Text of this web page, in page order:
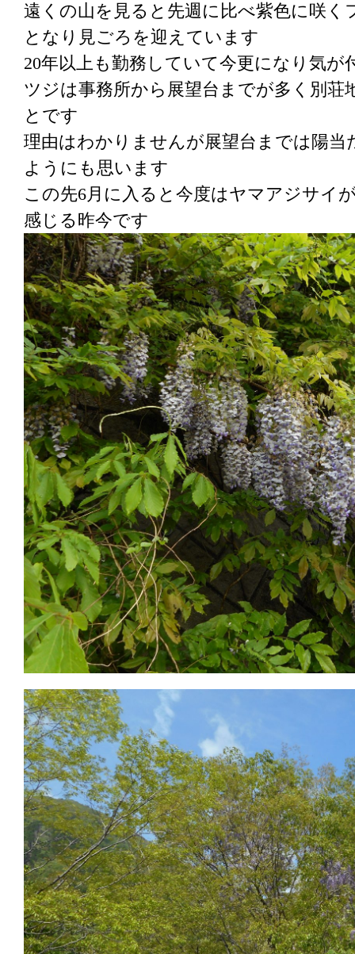
遠くの山を見ると先週に比べ紫色に咲く
となり見ごろを迎えています
20年以上も勤務していて今更になり気
ツジは事務所から展望台までが多く別
とです
理由はわかりませんが展望台までは陽
ようにも思います
この先6月に入ると今度はヤマアジサイ
感じる昨今です